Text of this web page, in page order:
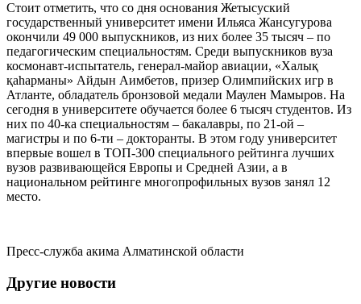
Стоит отметить, что со дня основания Жетысуский
государственный университет имени Ильяса Жансугурова
окончили 49 000 выпускников, из них более 35 тысяч – по
педагогическим специальностям. Среди выпускников вуза
космонавт-испытатель, генерал-майор авиации, «Халық
қаһарманы» Айдын Аимбетов, призер Олимпийских игр в
Атланте, обладатель бронзовой медали Маулен Мамыров. На
сегодня в университете обучается более 6 тысяч студентов. Из
них по 40-ка специальностям – бакалавры, по 21-ой –
магистры и по 6-ти – докторанты. В этом году университет
впервые вошел в ТОП-300 специального рейтинга лучших
вузов развивающейся Европы и Средней Азии, а в
национальном рейтинге многопрофильных вузов занял 12
место.
Пресс-служба акима Алматинской области
Другие новости